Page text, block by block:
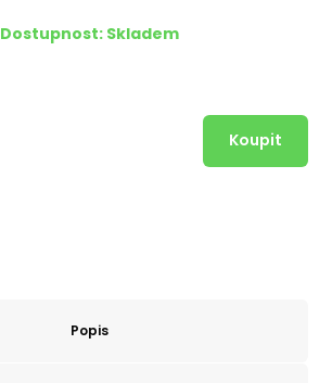
Dostupnost: Skladem
Popis